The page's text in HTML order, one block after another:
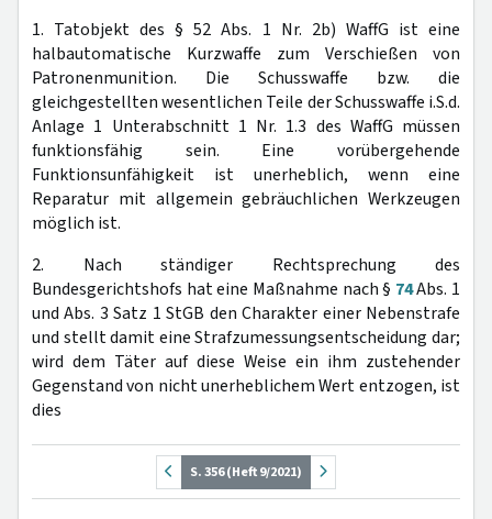
1. Tatobjekt des § 52 Abs. 1 Nr. 2b) WaffG ist eine
halbautomatische Kurzwaffe zum Verschießen von
Patronenmunition. Die Schusswaffe bzw. die
gleichgestellten wesentlichen Teile der Schusswaffe i.S.d.
Anlage 1 Unterabschnitt 1 Nr. 1.3 des WaffG müssen
funktionsfähig sein. Eine vorübergehende
Funktionsunfähigkeit ist unerheblich, wenn eine
Reparatur mit allgemein gebräuchlichen Werkzeugen
möglich ist.
2. Nach ständiger Rechtsprechung des
Bundesgerichtshofs hat eine Maßnahme nach § 74Abs. 1
und Abs. 3 Satz 1 StGB den Charakter einer Nebenstrafe
und stellt damit eine Strafzumessungsentscheidung dar;
wird dem Täter auf diese Weise ein ihm zustehender
Gegenstand von nicht unerheblichem Wert entzogen, ist
dies
S. 356 (Heft 9/2021)